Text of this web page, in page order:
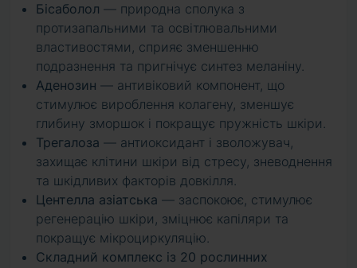
Бісаболол — природна сполука з
протизапальними та освітлювальними
властивостями, сприяє зменшенню
подразнення та пригнічує синтез меланіну.
Аденозин — антивіковий компонент, що
стимулює вироблення колагену, зменшує
глибину зморшок і покращує пружність шкіри.
Трегалоза — антиоксидант і зволожувач,
захищає клітини шкіри від стресу, зневоднення
та шкідливих факторів довкілля.
Центелла азіатська — заспокоює, стимулює
регенерацію шкіри, зміцнює капіляри та
покращує мікроциркуляцію.
Складний комплекс із 20 рослинних